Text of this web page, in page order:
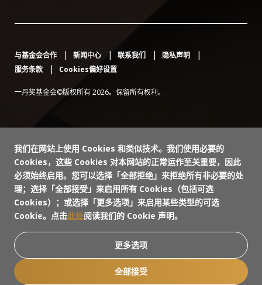
与基金会合作 新闻中心 联系我们
隐私声明
服务条款
Cookies偏好设置
一丹奖基金会©版权所有 2026。保留所有权利。
我们在网站上使用 Cookies 和类似技术。我们使用必要的
Cookies，这些 Cookies 对本网站的正常运作至关重要，因此
必须始终启用。您可以选择「全部拒绝」来拒绝所有非必要的处
理；选择「全部接受」来启用所有 Cookies（包括可选
Cookies）；或选择「更多选项」来启用某些类型的可选
Cookie。点击此处阅读我们的 Cookie 声明。
更多选项
全部接受